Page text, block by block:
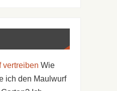
vertreiben Wie
ich den Maulwurf